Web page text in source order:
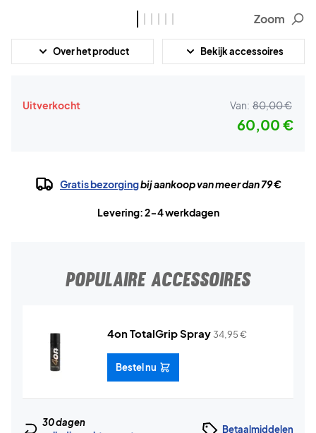
Zoom
Over het product Bekijk accessoires
Uitverkocht Van: 80,00 €
60,00 €
Gratis bezorgingbij aankoop van meer dan 79 €
Levering: 2-4 werkdagen
POPULAIRE ACCESSOIRES
4on TotalGrip Spray 34,95€
Bestel nu
30 dagen
Betaalmiddelen